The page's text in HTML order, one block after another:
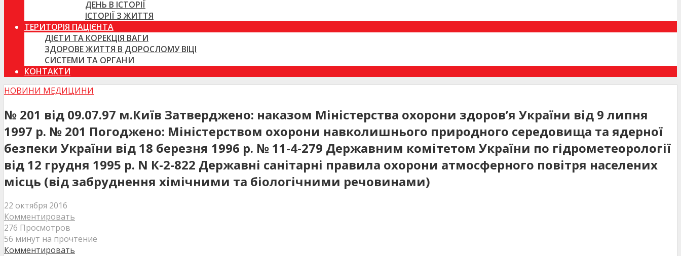
ДЕНЬ В ІСТОРІЇ
ІСТОРІЇ З ЖИТТЯ
ТЕРИТОРІЯ ПАЦІЄНТА
ДІЄТИ ТА КОРЕКЦІЯ ВАГИ
ЗДОРОВЕ ЖИТТЯ В ДОРОСЛОМУ ВІЦІ
СИСТЕМИ ТА ОРГАНИ
КОНТАКТИ
НОВИНИ МЕДИЦИНИ
№ 201 від 09.07.97 м.Київ Затверджено: наказом Міністерства охорони здоров’я України від 9 липня
1997 р. № 201 Погоджено: Міністерством охорони навколишнього природного середовища та ядерної
безпеки України від 18 березня 1996 р. № 11-4-279 Державним комітетом України по гідрометеорології
від 12 грудня 1995 р. N К-2-822 Державні санітарні правила охорони атмосферного повітря населених
місць (від забруднення хімічними та біологічними речовинами)
22 октября 2016
Комментировать
276 Просмотров
56 минут на прочтение
Комментировать